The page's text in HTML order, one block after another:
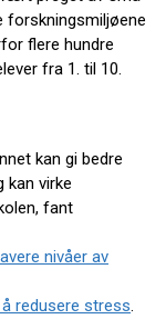
forskningsmiljøene
flere hundre
fra 1. til 10.
kan gi bedre
kan virke
fant
nivåer av
redusere stress.